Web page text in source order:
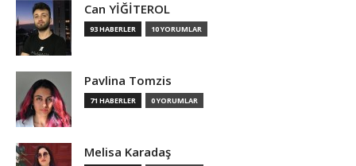
Can YİĞİTEROL
93 HABERLER 10 YORUMLAR
Pavlina Tomzis
71 HABERLER 0 YORUMLAR
Melisa Karadaş